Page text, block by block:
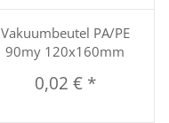
Vakuumbeutel PA/PE
90my 120x160mm
0,02 € *